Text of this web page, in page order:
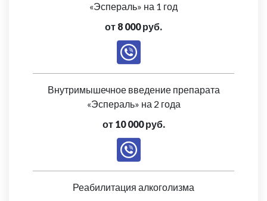
«Эспераль» на 1 год
от 8 000 руб.
Внутримышечное введение препарата
«Эспераль» на 2 года
от 10 000 руб.
Реабилитация алкоголизма